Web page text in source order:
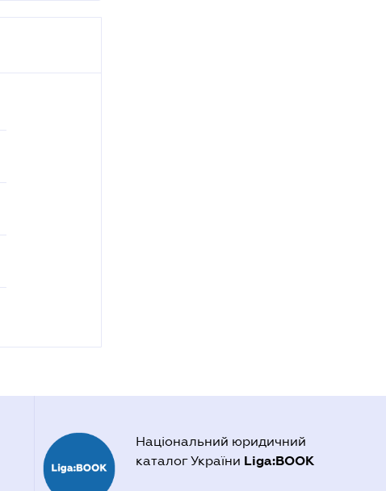
Національний юридичний
каталог України Liga:BOOK